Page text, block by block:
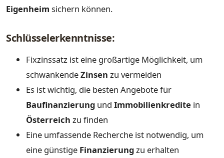
Eigenheim sichern können.
Schlüsselerkenntnisse:
Fixzinssatz ist eine großartige Möglichkeit, um
schwankendeZinsen zu vermeiden
Es ist wichtig, die besten Angebote für
Baufinanzierung und Immobilienkredite in
Österreich zu finden
Eine umfassende Recherche ist notwendig, um
eine günstige Finanzierungzu erhalten